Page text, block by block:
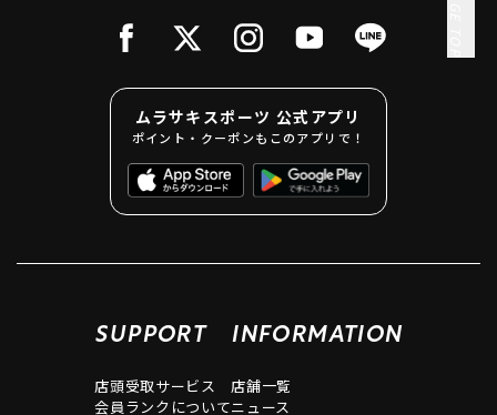
ムラサキスポーツ 公式アプリ
ポイント・クーポンもこのアプリで！
SUPPORT
店頭受取サービス
会員ランクについて
INFORMATION
店舗一覧
ニュース